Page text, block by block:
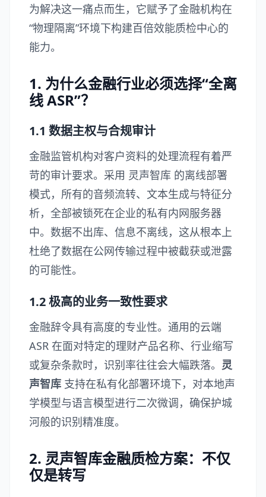
为解决这一痛点而生，它赋予了金融机构在
“物理隔离”环境下构建百倍效能质检中心的
能力。
1. 为什么金融行业必须选择“全离
线 ASR”？
1.1 数据主权与合规审计
金融监管机构对客户资料的处理流程有着严
苛的审计要求。采用 灵声智库 的离线部署
模式，所有的音频流转、文本生成与特征分
析，全部被锁死在企业的私有内网服务器
中。数据不出库、信息不离线，这从根本上
杜绝了数据在公网传输过程中被截获或泄露
的可能性。
1.2 极高的业务一致性要求
金融辞令具有高度的专业性。通用的云端
ASR 在面对特定的理财产品名称、行业缩写
或复杂条款时，识别率往往会大幅跌落。 灵
声智库 支持在私有化部署环境下，对本地声
学模型与语言模型进行二次微调，确保护城
河般的识别精准度。
2. 灵声智库金融质检方案：不仅
仅是转写